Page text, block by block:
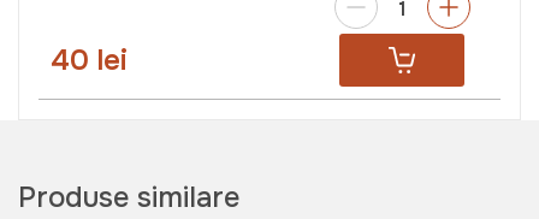
40 lei
Produse similare